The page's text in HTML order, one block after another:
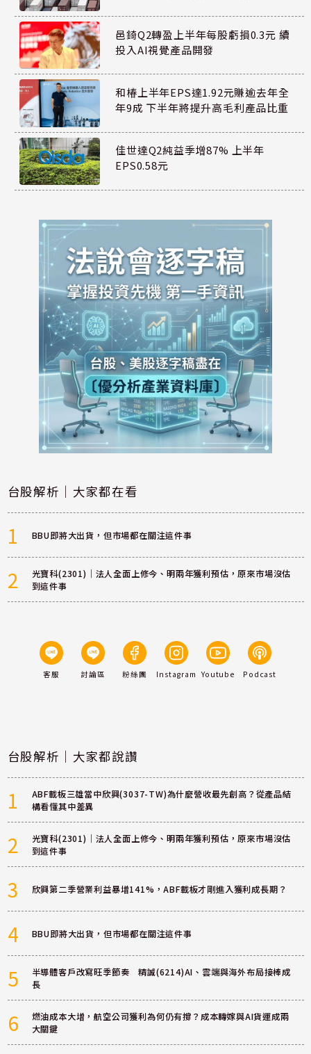
邑錡Q2轉盈上半年每股虧損0.3元 續
投入AI視覺產品開發
和椿上半年EPS達1.92元賺逾去年全
年9成 下半年將提升高毛利產品比重
佳世達Q2純益季增87% 上半年
EPS0.58元
台股解析｜大家都在看
1 BBU即將大出貨，但市場都在關注這件事
2
光寶科(2301)｜法人全面上修今、明兩年獲利預估，原來市場沒估
到這件事
客服 討論區 粉絲團 Instagram Youtube Podcast
台股解析｜大家都說讚
1
ABF載板三雄當中欣興(3037-TW)為什麼營收最先創高？從產品結
構看懂其中差異
2
光寶科(2301)｜法人全面上修今、明兩年獲利預估，原來市場沒估
到這件事
3 欣興第二季營業利益暴增141%，ABF載板才剛進入獲利成長期？
4 BBU即將大出貨，但市場都在關注這件事
5
半導體客戶改寫旺季節奏 精誠(6214)AI、雲端與海外布局接棒成
長
6
燃油成本大增，航空公司獲利為何仍有撐？成本轉嫁與AI貨運成兩
大關鍵